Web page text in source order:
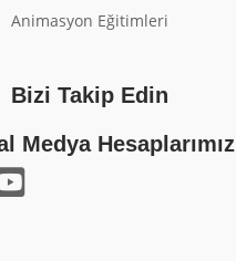
Animasyon Eğitimleri
Bizi Takip Edin
Medya Hesaplarımız